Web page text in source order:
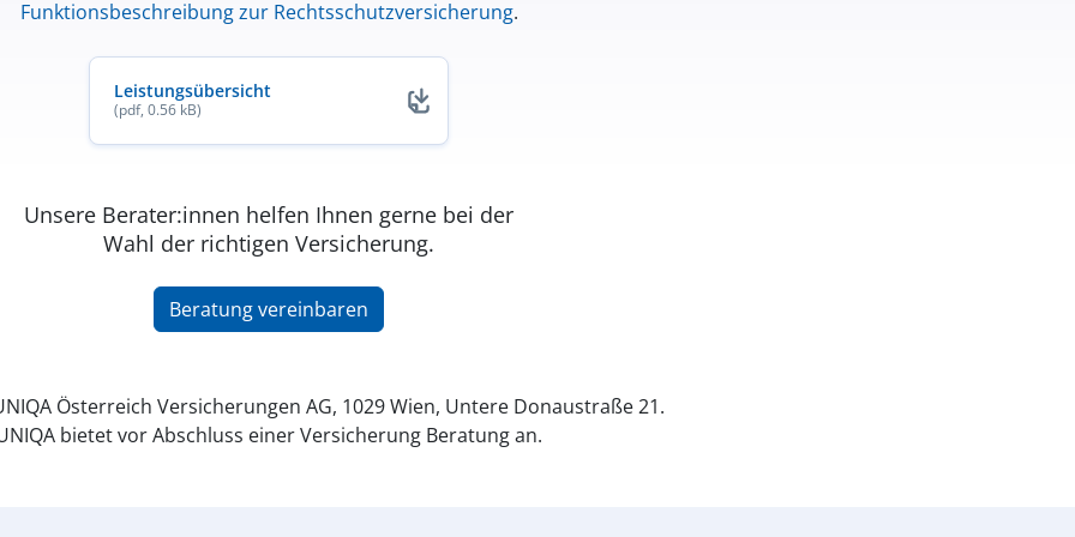
Funktionsbeschreibung zur Rechtsschutzversicherung.
Leistungsübersicht
(pdf, 0.56 kB)
Unsere Berater:innen helfen Ihnen gerne bei der
Wahl der richtigen Versicherung.
Beratung vereinbaren
Österreich Versicherungen AG, 1029 Wien, Untere Donaustraße 21.
bietet vor Abschluss einer Versicherung Beratung an.